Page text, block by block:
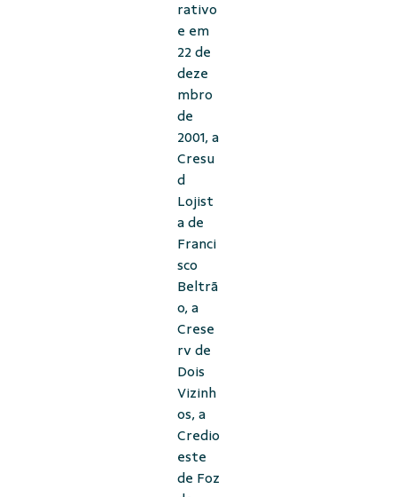
rativo
e em
22 de
deze
mbro
de
2001, a
Cresu
d
Lojist
a de
Franci
sco
Beltrã
o, a
Crese
rv de
Dois
Vizinh
os, a
Credio
este
de Foz